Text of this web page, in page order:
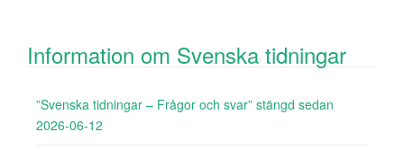
Information om Svenska tidningar
”Svenska tidningar – Frågor och svar” stängd sedan
2026-06-12